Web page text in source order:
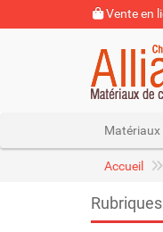
Vente en
Accueil
Rubriques